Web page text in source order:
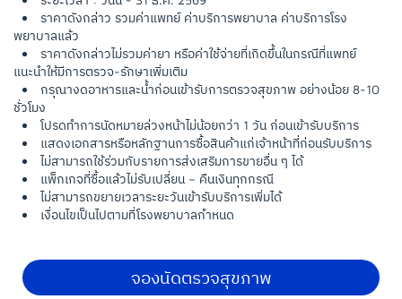
ราคาดังกล่าว รวมค่าแพทย์ ค่าบริการพยาบาล ค่าบริการโรง
พยาบาลแล้ว
ราคาดังกล่าวไม่รวมค่ายา หรือค่าใช้จ่ายที่เกิดขึ้นในกรณีที่แพทย์
แนะนำให้มีการตรวจ-รักษาเพิ่มเติม
กรุณางดอาหารและน้ำก่อนเข้ารับการตรวจสุขภาพ อย่างน้อย 8-10
ชั่วโมง
โปรดทำการนัดหมายล่วงหน้าไม่น้อยกว่า 1 วัน ก่อนเข้ารับบริการ
แสดงเอกสารหรือหลักฐานการซื้อสินค้าแก่เจ้าหน้าที่ก่อนรับบริการ
ไม่สามารถใช้ร่วมกับรายการส่งเสริมการขายอื่น ๆ ได้
แพ็กเกจที่ซื้อแล้วไม่รับเปลี่ยน – คืนเงินทุกกรณี
ไม่สามารถขยายเวลาระยะวันเข้ารับบริการเพิ่มได้
เงื่อนไขเป็นไปตามที่โรงพยาบาลกำหนด
จองนัดตรวจสุขภาพ